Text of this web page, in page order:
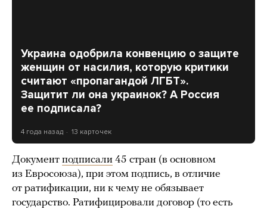
Украина одобрила конвенцию о защите
женщин от насилия, которую критики
считают «пропагандой ЛГБТ».
Защитит ли она украинок? А Россия
ее подписала?
4 года назад 13 карточек
Документ подписали 45 стран (в основном
из Евросоюза), при этом подпись, в отличие
от ратификации, ни к чему не обязывает
государство. Ратифицировали договор (то есть